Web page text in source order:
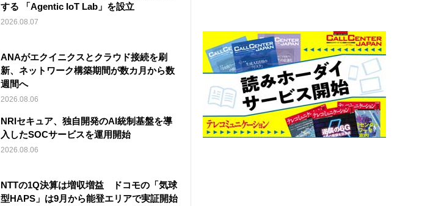
する 「Agentic IoT Lab」を設立
2026.08.07
ANAがエクイニクスとクラウド接続を刷
新、ネットワーク構築期間が数カ月から数
週間へ
2026.08.06
NRIセキュア、独自開発のAI統制基盤を導
入したSOCサービスを運用開始
2026.08.06
NTTの1Q決算は増収増益 ドコモの「気球
型HAPS」は9月から能登エリアで実証開始